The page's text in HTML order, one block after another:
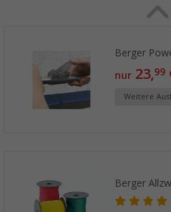
Berger
nur 23,99
Weitere
Berger